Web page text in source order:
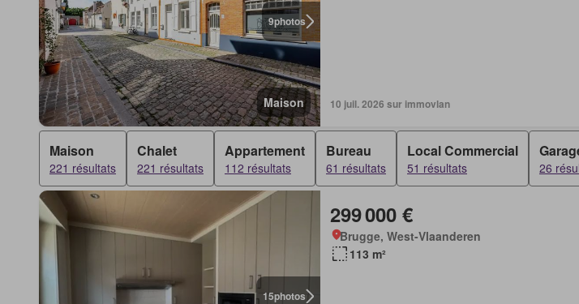
9photos
Maison 10 juil. 2026 sur immovlan
Maison
221 résultats
Chalet
221 résultats
Appartement
112 résultats
Bureau
61 résultats
Local Commercial
51 résultats 26
15photos
299 000 €
Brugge, West-Vlaanderen
113 m²